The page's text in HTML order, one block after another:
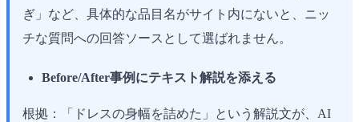
ぎ」など、具体的な品目名がサイト内にないと、ニッ
チな質問への回答ソースとして選ばれません。
Before/After事例にテキスト解説を添える
根拠：「ドレスの身幅を詰めた」という解説文が、AI